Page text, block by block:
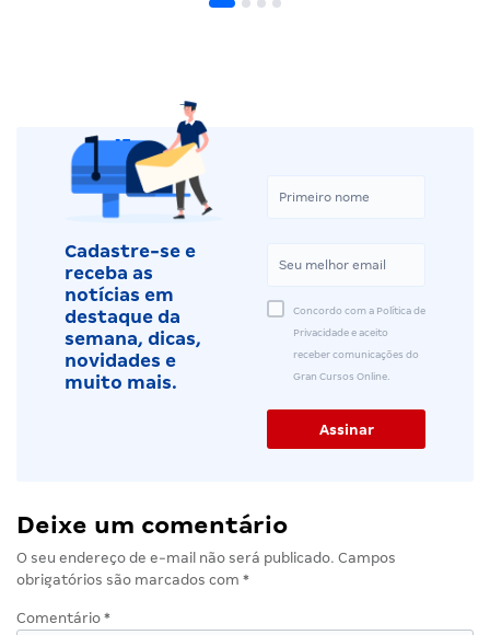
Cadastre-se e
receba as
notícias em
destaque da
semana, dicas,
novidades e
muito mais.
Concordo com a Política de
Privacidade e aceito
receber comunicações do
Gran Cursos Online.
Deixe um comentário
O seu endereço de e-mail não será publicado. Campos
obrigatórios são marcados com *
Comentário *